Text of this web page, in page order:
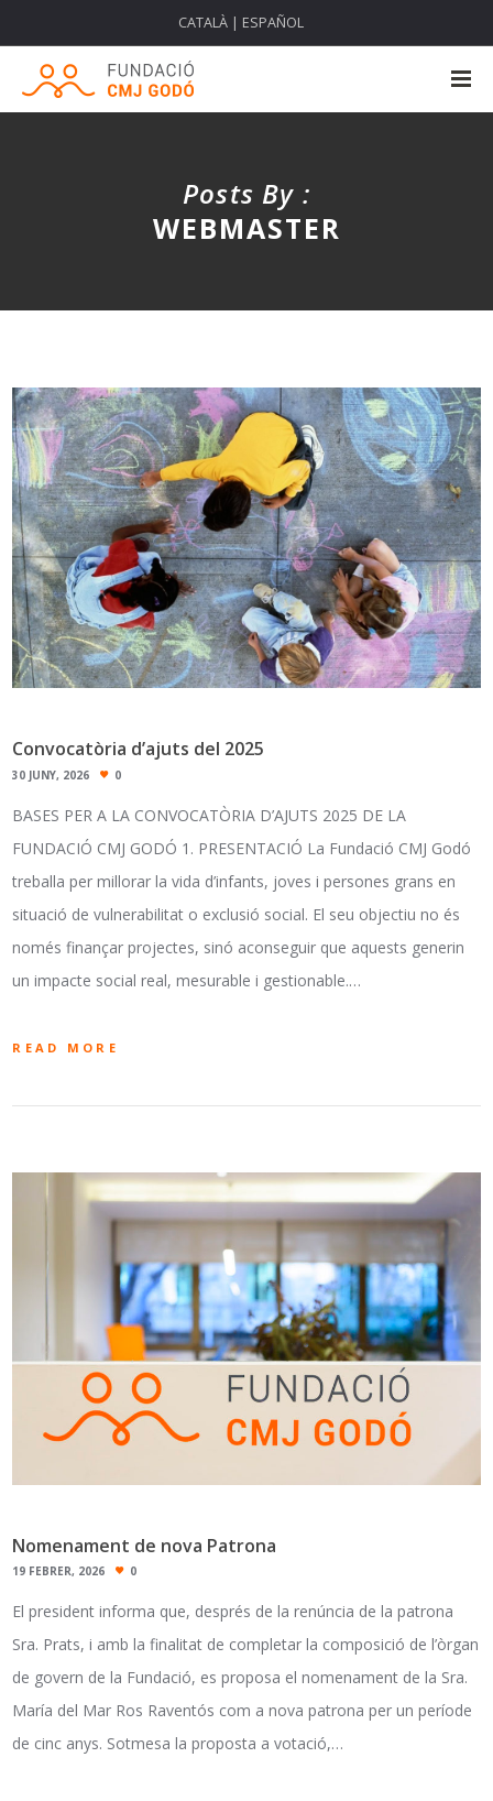
CATALÀ | ESPAÑOL
Posts By :
WEBMASTER
Convocatòria d’ajuts del 2025
30 JUNY, 2026 0
BASES PER A LA CONVOCATÒRIA D’AJUTS 2025 DE LA
FUNDACIÓ CMJ GODÓ 1. PRESENTACIÓ La Fundació CMJ Godó
treballa per millorar la vida d’infants, joves i persones grans en
situació de vulnerabilitat o exclusió social. El seu objectiu no és
només finançar projectes, sinó aconseguir que aquests generin
un impacte social real, mesurable i gestionable.…
READ MORE
Nomenament de nova Patrona
19 FEBRER, 2026 0
El president informa que, després de la renúncia de la patrona
Sra. Prats, i amb la finalitat de completar la composició de l’òrgan
de govern de la Fundació, es proposa el nomenament de la Sra.
María del Mar Ros Raventós com a nova patrona per un període
de cinc anys. Sotmesa la proposta a votació,…